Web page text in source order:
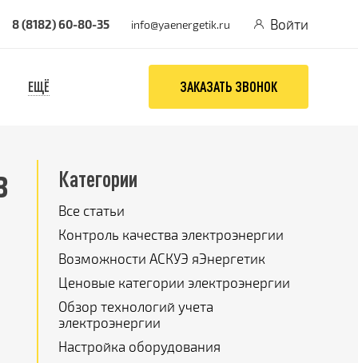
8 (8182) 60-80-35 info@yaenergetik.ru Войти
ЕЩЁ ЗАКАЗАТЬ ЗВОНОК
Категории
Все статьи
Контроль качества электроэнергии
Возможности АСКУЭ яЭнергетик
Ценовые категории электроэнергии
Обзор технологий учета
электроэнергии
Настройка оборудования